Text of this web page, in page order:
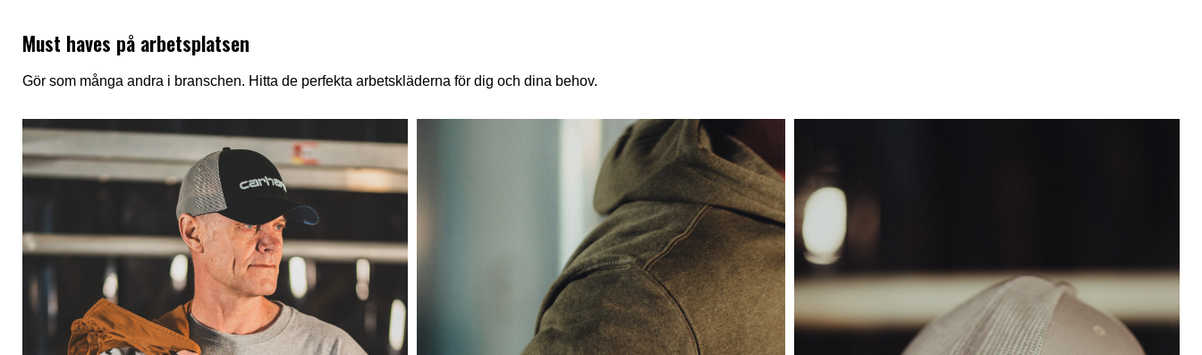
Must haves på arbetsplatsen
Gör som många andra i branschen. Hitta de perfekta arbetskläderna för dig och dina behov.